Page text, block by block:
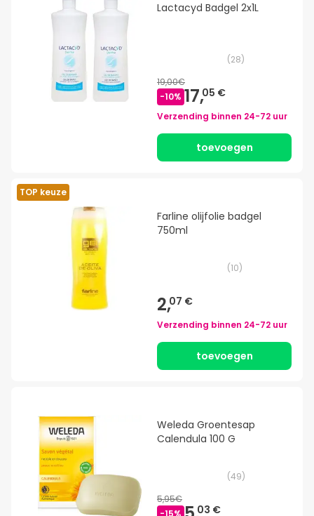
Lactacyd Badgel 2x1L
(28)
19,00€
-10% 17,05 €
Verzending binnen 24-72 uur
toevoegen
TOP keuze
Farline olijfolie badgel
750ml
(10)
2,07 €
Verzending binnen 24-72 uur
toevoegen
Weleda Groentesap
Calendula 100 G
(49)
5,95€
-15% 03 €